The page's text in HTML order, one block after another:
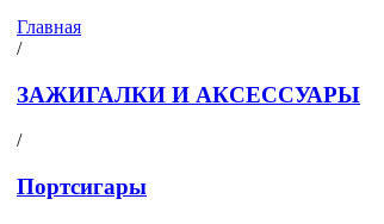
Главная
/
ЗАЖИГАЛКИ И АКСЕССУАРЫ
/
Портсигары